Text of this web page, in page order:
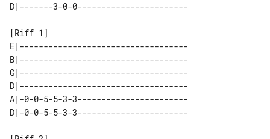
E|-----------------------------------
B|-----------------------------------
G|-----------------------------------
D|-----------------------------------
A|-0-0-5-5-3-3-----------------------